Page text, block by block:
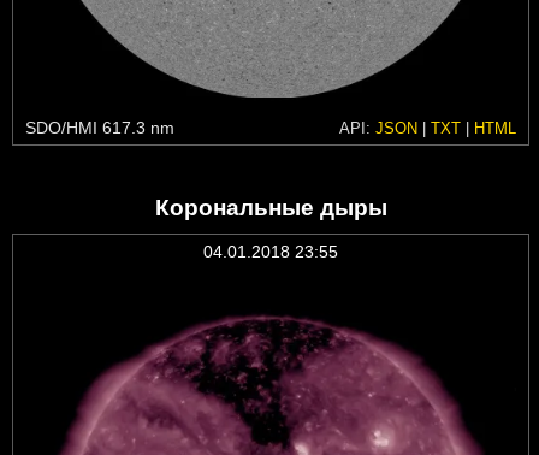
SDO/HMI 617.3 nm API: JSON | TXT | HTML
Корональные дыры
04.01.2018 23:55